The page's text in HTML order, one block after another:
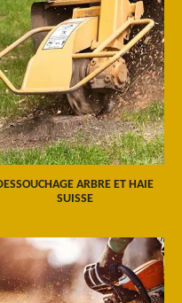
ARBRE ET HAIE
SUISSE